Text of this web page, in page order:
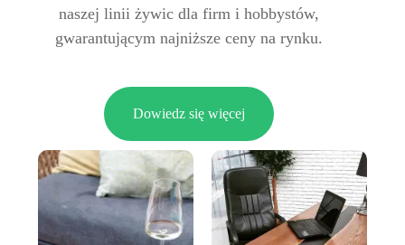
naszej linii żywic dla firm i hobbystów,
gwarantującym najniższe ceny na rynku.
Dowiedz się więcej